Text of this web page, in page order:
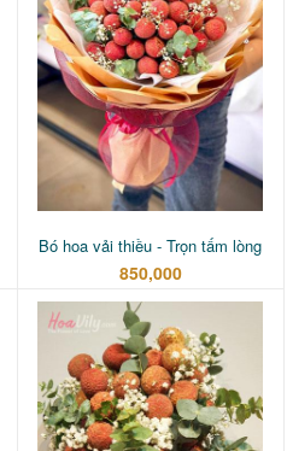
Bó hoa vải thiều - Trọn tấm lòng
850,000